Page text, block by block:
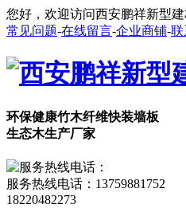
您好，欢迎访问西安鹏祥新型建
常见问题-在线留言-企业商铺-联
环保健康竹木纤维快装墙板
生态木生产厂家
服务热线电话： 13759881752
18220482273